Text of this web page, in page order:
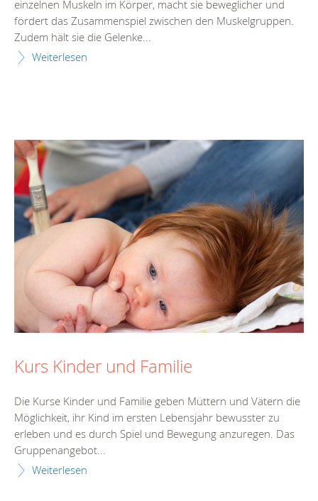
einzelnen Muskeln im Körper, macht sie beweglicher und
fördert das Zusammenspiel zwischen den Muskelgruppen.
Zudem hält sie die Gelenke...
Weiterlesen
Kurs Kinder und Familie
Die Kurse Kinder und Familie geben Müttern und Vätern die
Möglichkeit, ihr Kind im ersten Lebensjahr bewusster zu
erleben und es durch Spiel und Bewegung anzuregen. Das
Gruppenangebot...
Weiterlesen